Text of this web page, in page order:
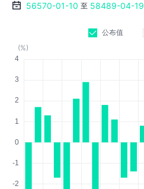
56570-01-10 至 58489-04-19
公布值
(%)